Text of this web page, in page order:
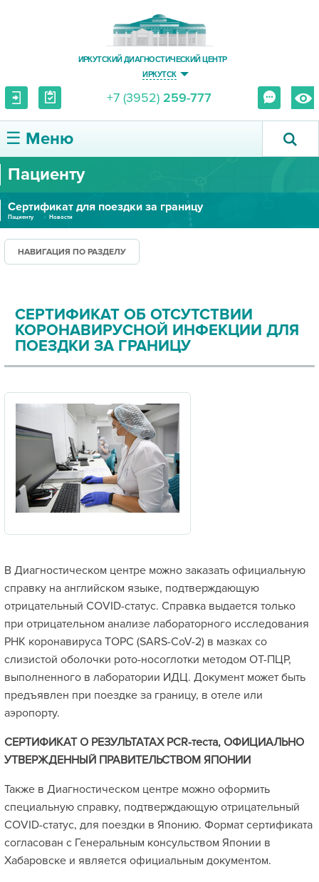
ИРКУТСКИЙ ДИАГНОСТИЧЕСКИЙ ЦЕНТР
ИРКУТСК
+7 (3952) 259-777
☰ Меню
О ЦЕНТРЕ
УСЛУГИ И ЦЕНЫ
ПАЦИЕНТУ
ПРАВОВАЯ ИНФОРМАЦИЯ
Пациенту
Сертификат для поездки за границу
Пациенту Новости
НАВИГАЦИЯ ПО РАЗДЕЛУ
СЕРТИФИКАТ ОБ ОТСУТСТВИИ
КОРОНАВИРУСНОЙ ИНФЕКЦИИ ДЛЯ
ПОЕЗДКИ ЗА ГРАНИЦУ
В Диагностическом центре можно заказать официальную
справку на английском языке, подтверждающую
отрицательный COVID-статус. Справка выдается только
при отрицательном анализе лабораторного исследования
РНК коронавируса ТОРС (SARS-CoV-2) в мазках со
слизистой оболочки рото-носоглотки методом ОТ-ПЦР,
выполненного в лаборатории ИДЦ. Документ может быть
предъявлен при поездке за границу, в отеле или
аэропорту.
СЕРТИФИКАТ О РЕЗУЛЬТАТАХ PCR-теста, ОФИЦИАЛЬНО
УТВЕРЖДЕННЫЙ ПРАВИТЕЛЬСТВОМ ЯПОНИИ
Также в Диагностическом центре можно оформить
специальную справку, подтверждающую отрицательный
COVID-статус, для поездки в Японию. Формат сертификата
согласован с Генеральным консульством Японии в
Хабаровске и является официальным документом.